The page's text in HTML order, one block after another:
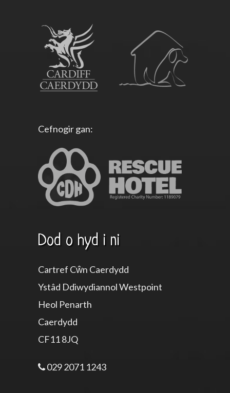
Cefnogir gan:
Dod o hyd i ni
Cartref Cŵn Caerdydd
Ystâd Ddiwydiannol Westpoint
Heol Penarth
Caerdydd
CF11 8JQ
029 2071 1243